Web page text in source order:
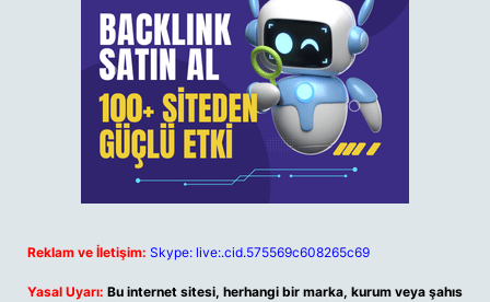
Reklam ve İletişim: Skype: live:.cid.575569c608265c69
Yasal Uyarı: Bu internet sitesi, herhangi bir marka, kurum veya şahıs